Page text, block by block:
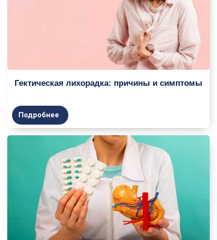
Гектическая лихорадка: причины и симптомы
Подробнее